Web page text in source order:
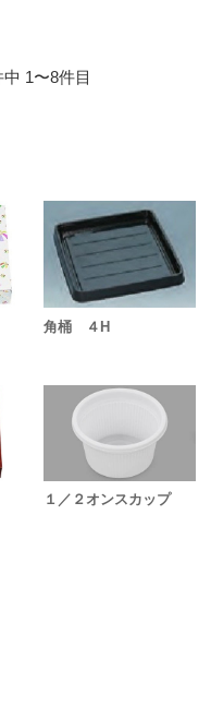
中 1〜8件目
角桶 ４H
１／２オンスカップ